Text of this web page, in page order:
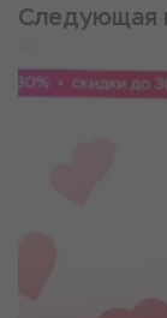
Следующая